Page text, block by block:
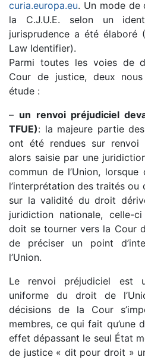
curia.europa.eu. Un mode de
la C.J.U.E. selon un
jurisprudence a été élaboré
Law Identifier).
Parmi toutes les voies de
Cour de justice, deux
étude :
– un renvoi préjudiciel
TFUE): la majeure partie
ont été rendues sur renvoi
alors saisie par une
commun de l’Union,
l’interprétation des traités
sur la validité du droit
juridiction nationale, celle-
doit se tourner vers la Cour
de préciser un point
l’Union.
Le renvoi préjudiciel est
uniforme du droit de
décisions de la Cour
membres, ce qui fait qu’une
effet dépassant le seul État
de justice « dit pour droit »